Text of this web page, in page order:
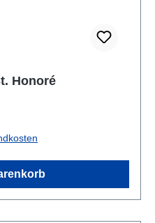
Honoré